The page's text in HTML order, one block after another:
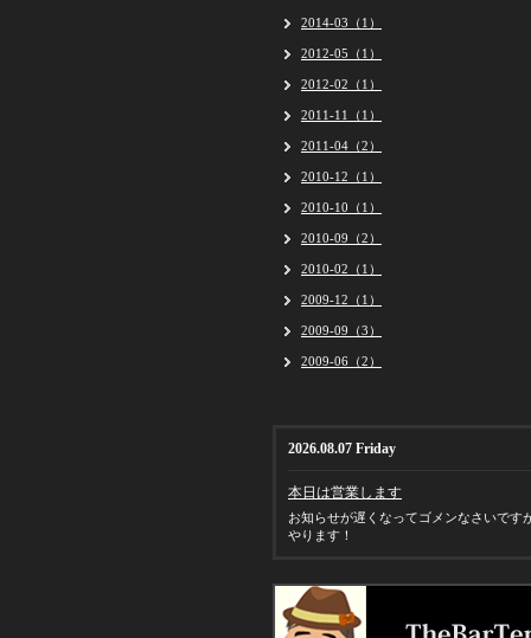
2014-03（1）
2012-05（1）
2012-02（1）
2011-11（1）
2011-04（2）
2010-12（1）
2010-10（1）
2010-09（2）
2010-02（1）
2009-12（1）
2009-09（3）
2009-06（2）
2026.08.07 Friday
本日は営業します
お知らせが遅くなってゴメンなさいです
やります！